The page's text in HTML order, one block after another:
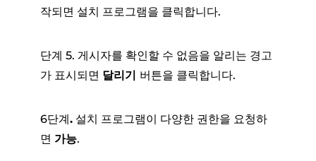
작되면 설치 프로그램을 클릭합니다.
단계 5. 게시자를 확인할 수 없음을 알리는 경고
가 표시되면 달리기 버튼을 클릭합니다.
6단계 .설치 프로그램이 다양한 권한을 요청하
면 가능.